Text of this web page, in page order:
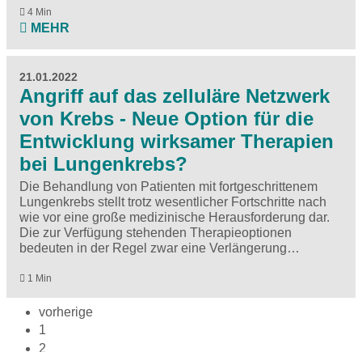
4 Min
MEHR
21.01.2022
Angriff auf das zelluläre Netzwerk
von Krebs - Neue Option für die
Entwicklung wirksamer Therapien
bei Lungenkrebs?
Die Behandlung von Patienten mit fortgeschrittenem
Lungenkrebs stellt trotz wesentlicher Fortschritte nach
wie vor eine große medizinische Herausforderung dar.
Die zur Verfügung stehenden Therapieoptionen
bedeuten in der Regel zwar eine Verlängerung…
1 Min
vorherige
1
2